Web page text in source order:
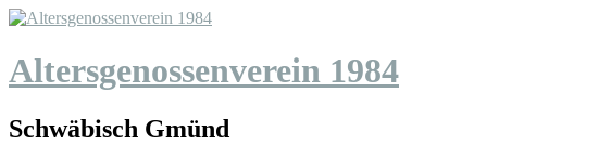
Altersgenossenverein 1984
Schwäbisch Gmünd